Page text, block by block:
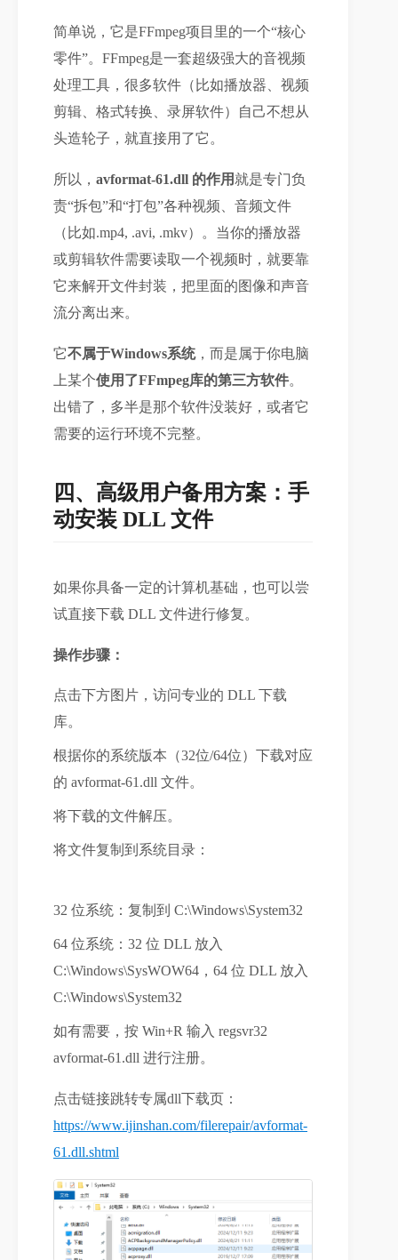
简单说，它是FFmpeg项目里的一个“核心
零件”。FFmpeg是一套超级强大的音视频
处理工具，很多软件（比如播放器、视频
剪辑、格式转换、录屏软件）自己不想从
头造轮子，就直接用了它。
所以， avformat-61.dll 的作用 就是专门负
责“拆包”和“打包”各种视频、音频文件
（比如.mp4, .avi, .mkv）。当你的播放器
或剪辑软件需要读取一个视频时，就要靠
它来解开文件封装，把里面的图像和声音
流分离出来。
它不属于Windows系统，而是属于你电脑
上某个使用了FFmpeg库的第三方软件。
出错了，多半是那个软件没装好，或者它
需要的运行环境不完整。
四、高级用户备用方案：手
动安装 DLL 文件
如果你具备一定的计算机基础，也可以尝
试直接下载 DLL 文件进行修复。
操作步骤：
点击下方图片，访问专业的 DLL 下载
库。
根据你的系统版本（32位/64位）下载对应
的 avformat-61.dll 文件。
将下载的文件解压。
将文件复制到系统目录：
32 位系统：复制到 C:\Windows\System32
64 位系统：32 位 DLL 放入
C:\Windows\SysWOW64 ，64 位 DLL 放入
C:\Windows\System32
如有需要，按 Win+R 输入 regsvr32
avformat-61.dll 进行注册。
点击链接跳转专属dll下载页：
https://www.ijinshan.com/filerepair/avformat-
61.dll.shtml